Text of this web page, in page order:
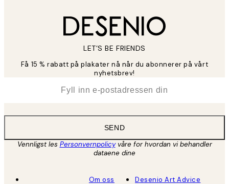
LET’S BE FRIENDS
Få 15 % rabatt på plakater nå når du abonnerer på vårt
nyhetsbrev!
SEND
Vennligst les Personvernpolicyvåre for hvordan vi behandler
dataene dine
Om oss
Desenio Art Advice